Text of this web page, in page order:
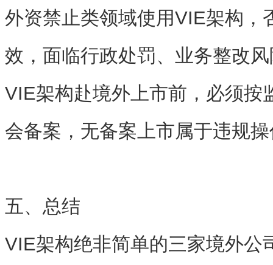
外资禁止类领域使用VIE架构，
效，面临行政处罚、业务整改
VIE架构赴境外上市前，必须按
会备案 ，无备案上市属于违规
五、总结
VIE架构绝非简单的三家境外公